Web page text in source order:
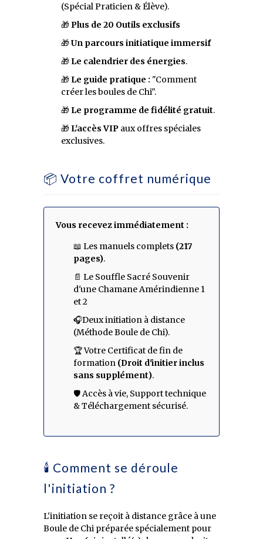
(Spécial Praticien & Élève).
🎁Plus de 20 Outils exclusifs
🎁Un parcours initiatique immersif
🎁 Le calendrier des énergies.
🎁 Le guide pratique : "Comment
créer les boules de Chi".
🎁 Le programme de fidélité gratuit.
🎁 L'accès VIP aux offres spéciales
exclusives.
📦 Votre coffret numérique
Vous recevez immédiatement :
📖 Les manuels complets (217
pages).
📄 Le Souffle Sacré Souvenir
d'une Chamane Amérindienne 1
et 2
🎧Deux initiation à distance
(Méthode Boule de Chi).
🏆 Votre Certificat de fin de
formation (Droit d'initier inclus
sans supplément).
🛡️ Accès à vie, Support technique
& Téléchargement sécurisé.
🕯️ Comment se déroule
l'initiation ?
L'initiation se reçoit à distance grâce à une
Boule de Chi préparée spécialement pour